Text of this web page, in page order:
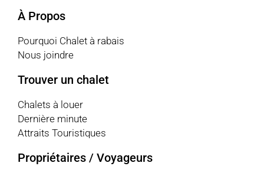
À Propos
Pourquoi Chalet à rabais
Nous joindre
Trouver un chalet
Chalets à louer
Dernière minute
Attraits Touristiques
Propriétaires / Voyageurs